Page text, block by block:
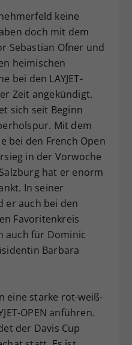
keine
doch mit dem
Sebastian Ofner und
heimischen
bei den LAYJET-
Zeit angekündigt.
sich seit Beginn
Mit dem
bei den French Open
in der Vorwoche
hat er enorm
In seiner
er auch bei den
Favoritenkreis
auch für Dominic
Barbara
eine starke rot-weiß-
OPEN anführen.
der Davis Cup